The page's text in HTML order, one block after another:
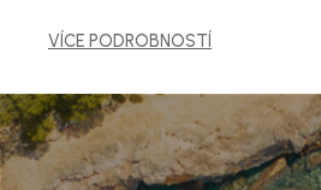
VÍCE PODROBNOSTÍ